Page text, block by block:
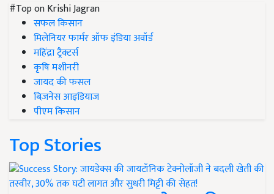
#Top on Krishi Jagran
सफल किसान
मिलेनियर फार्मर ऑफ इंडिया अवॉर्ड
महिंद्रा ट्रैक्टर्स
कृषि मशीनरी
जायद की फसल
बिज़नेस आइडियाज
पीएम किसान
Top Stories